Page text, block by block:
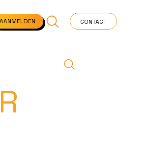
STARTPAGINA NEWS
AANMELDEN CONTACT